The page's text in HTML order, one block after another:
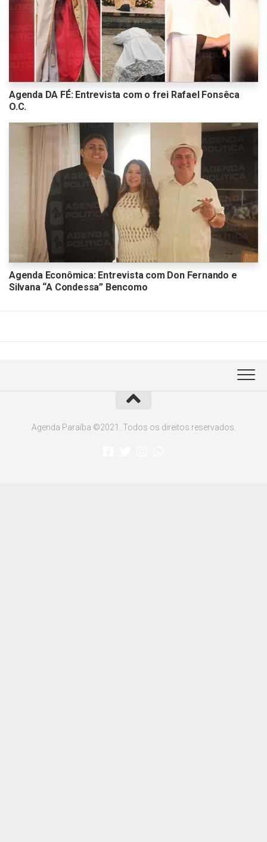
Agenda DA FÉ: Entrevista com o frei Rafael Fonsêca
O.C.
Agenda Econômica: Entrevista com Don Fernando e
Silvana “A Condessa” Bencomo
Agenda Paraíba ©2021. Todos os direitos reservados.